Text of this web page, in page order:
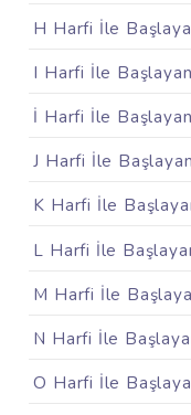
H Harfi İle
I Harfi İle
İ Harfi İle
J Harfi İle
K Harfi İle
L Harfi İle
M Harfi İle
N Harfi İle
O Harfi İle